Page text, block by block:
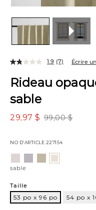
Rideau
sable
99,00 $
29,97 $
NO D’ARTICLE 227154
1.9 (7) Écrire
Variations
pâle
sable
Taille
53 po x 96 po 54 po x